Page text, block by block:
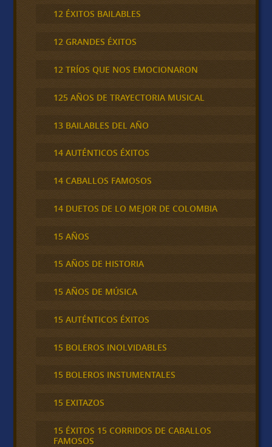
12 ÉXITOS BAILABLES
12 GRANDES ÉXITOS
12 TRÍOS QUE NOS EMOCIONARON
125 AÑOS DE TRAYECTORIA MUSICAL
13 BAILABLES DEL AÑO
14 AUTÉNTICOS ÉXITOS
14 CABALLOS FAMOSOS
14 DUETOS DE LO MEJOR DE COLOMBIA
15 AÑOS
15 AÑOS DE HISTORIA
15 AÑOS DE MÚSICA
15 AUTÉNTICOS ÉXITOS
15 BOLEROS INOLVIDABLES
15 BOLEROS INSTUMENTALES
15 EXITAZOS
15 ÉXITOS 15 CORRIDOS DE CABALLOS
FAMOSOS